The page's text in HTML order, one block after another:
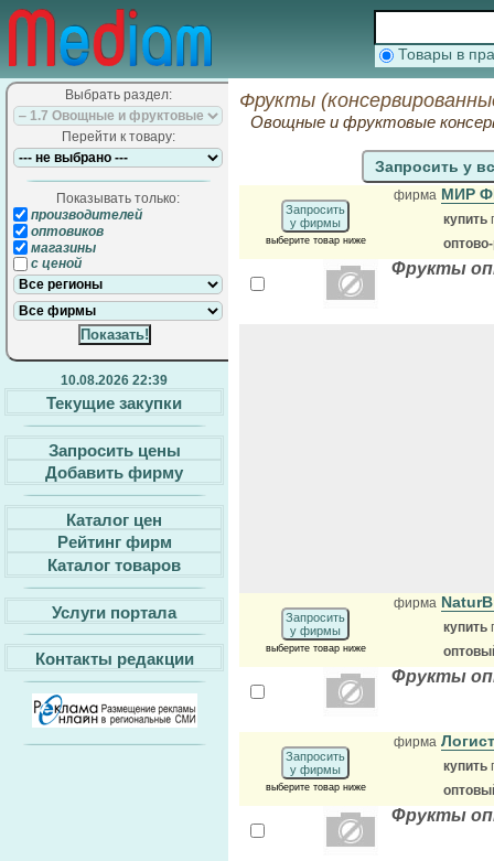
Товары в
Выбрать раздел:
Перейти к товару:
Показывать только:
производителей
оптовиков
магазины
с ценой
10.08.2026 22:39
Текущие закупки
Запросить цены
Добавить фирму
Каталог цен
Рейтинг фирм
Каталог товаров
Услуги портала
Контакты редакции
Фрукты
Овощные и фруктовые
Запросить у
Запросить
у фирмы
выберите товар ниже
фирма МИР
купить
Фрукты
Запросить
у фирмы
выберите товар ниже
фирма
купить
Фрукты
Запросить
у фирмы
выберите товар ниже
фирма
купить
Фрукты